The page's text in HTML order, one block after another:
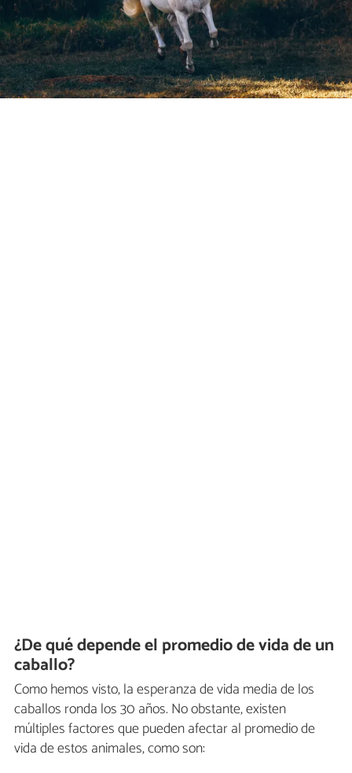
¿De qué depende el promedio de vida de un
caballo?
Como hemos visto, la esperanza de vida media de los
caballos ronda los 30 años. No obstante, existen
múltiples factores que pueden afectar al promedio de
vida de estos animales, como son: